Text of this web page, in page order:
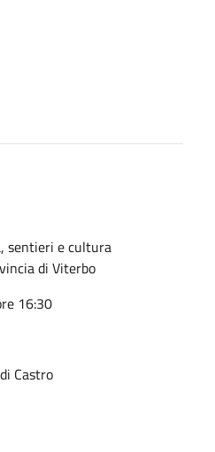
sentieri e cultura
di Viterbo
16:30
Castro